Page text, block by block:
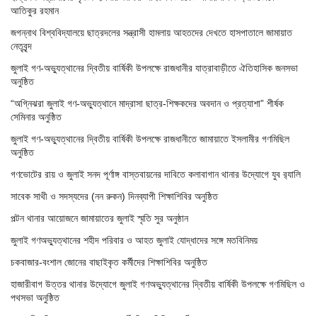
আতিকুর রহমান
জগন্নাথ বিশ্ববিদ্যালয়ে ছাত্রদলের সন্ত্রাসী হামলায় আহতদের দেখতে হাসপাতালে জামায়াত
নেতৃবৃন্দ
জুলাই গণ-অভ্যুত্থানের দ্বিতীয় বার্ষিকী উপলক্ষে রাজধানীর যাত্রাবাড়ীতে ঐতিহাসিক জনসভা
অনুষ্ঠিত
“অগ্নিঝরা জুলাই গণ-অভ্যুত্থানে মাদ্রাসা ছাত্র-শিক্ষকদের অবদান ও প্রত্যাশা” শীর্ষক
সেমিনার অনুষ্ঠিত
জুলাই গণ-অভ্যুত্থানের দ্বিতীয় বার্ষিকী উপলক্ষে রাজধানীতে জামায়াতে ইসলামীর গণমিছিল
অনুষ্ঠিত
গণভোটের রায় ও জুলাই সনদ পূর্ণাঙ্গ বাস্তবায়নের দাবিতে কলাবাগান থানার উদ্যোগে যুব র‌্যালি
সাবেক সাথী ও সদস্যদের (নন রুকন) দিনব্যাপী শিক্ষাশিবির অনুষ্ঠিত
পল্টন থানার আয়োজনে জামায়াতের জুলাই স্মৃতি সুর অনুষ্ঠান
জুলাই গণঅভ্যুত্থানের শহীদ পরিবার ও আহত জুলাই যোদ্ধাদের সঙ্গে মতবিনিময়
চকবাজার-বংশাল জোনের বাছাইকৃত কর্মীদের শিক্ষাশিবির অনুষ্ঠিত
হাজারীবাগ উত্তর থানার উদ্যোগে জুলাই গণঅভ্যুত্থানের দ্বিতীয় বার্ষিকী উপলক্ষে গণমিছিল ও
পথসভা অনুষ্ঠিত